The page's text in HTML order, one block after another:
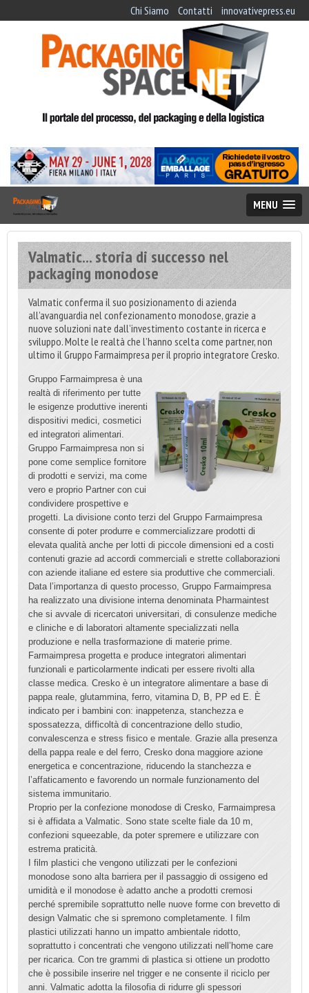
Chi Siamo Contatti innovativepress.eu
MENU
Valmatic... storia di successo nel
packaging monodose
Valmatic conferma il suo posizionamento di azienda
all’avanguardia nel confezionamento monodose, grazie a
nuove soluzioni nate dall’investimento costante in ricerca e
sviluppo. Molte le realtà che l’hanno scelta come partner, non
ultimo il Gruppo Farmaimpresa per il proprio integratore Cresko.
Gruppo Farmaimpresa è una
realtà di riferimento per tutte
le esigenze produttive inerenti
dispositivi medici, cosmetici
ed integratori alimentari.
Gruppo Farmaimpresa non si
pone come semplice fornitore
di prodotti e servizi, ma come
vero e proprio Partner con cui
condividere prospettive e
progetti. La divisione conto terzi del Gruppo Farmaimpresa
consente di poter produrre e commercializzare prodotti di
elevata qualità anche per lotti di piccole dimensioni ed a costi
contenuti grazie ad accordi commerciali e strette collaborazioni
con aziende italiane ed estere sia produttive che commerciali.
Data l’importanza di questo processo, Gruppo Farmaimpresa
ha realizzato una divisione interna denominata Pharmaintest
che si avvale di ricercatori universitari, di consulenze mediche
e cliniche e di laboratori altamente specializzati nella
produzione e nella trasformazione di materie prime.
Farmaimpresa progetta e produce integratori alimentari
funzionali e particolarmente indicati per essere rivolti alla
classe medica. Cresko è un integratore alimentare a base di
pappa reale, glutammina, ferro, vitamina D, B, PP ed E. È
indicato per i bambini con: inappetenza, stanchezza e
spossatezza, difficoltà di concentrazione dello studio,
convalescenza e stress fisico e mentale. Grazie alla presenza
della pappa reale e del ferro, Cresko dona maggiore azione
energetica e concentrazione, riducendo la stanchezza e
l’affaticamento e favorendo un normale funzionamento del
sistema immunitario.
Proprio per la confezione monodose di Cresko, Farmaimpresa
si è affidata a Valmatic. Sono state scelte fiale da 10 m,
confezioni squeezable, da poter spremere e utilizzare con
estrema praticità.
I film plastici che vengono utilizzati per le confezioni
monodose sono alta barriera per il passaggio di ossigeno ed
umidità e il monodose è adatto anche a prodotti cremosi
perché spremibile soprattutto nelle nuove forme con brevetto di
design Valmatic che si spremono completamente. I film
plastici utilizzati hanno un impatto ambientale ridotto,
soprattutto i concentrati che vengono utilizzati nell’home care
per ricarica. Con tre grammi di plastica si ottiene un prodotto
che è possibile inserire nel trigger e ne consente il riciclo per
anni. Valmatic adotta la filosofia di ridurre gli spessori